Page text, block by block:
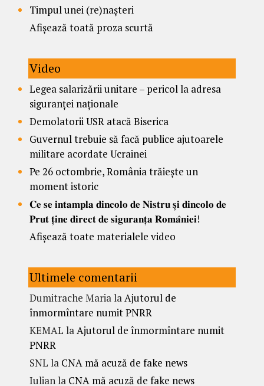
Timpul unei (re)nașteri
Afișează toată proza scurtă
Video
Legea salarizării unitare – pericol la adresa
siguranței naționale
Demolatorii USR atacă Biserica
Guvernul trebuie să facă publice ajutoarele
militare acordate Ucrainei
Pe 26 octombrie, România trăiește un
moment istoric
𝐂𝐞 𝐬𝐞 𝐢𝐧𝐭𝐚𝐦𝐩𝐥𝐚 𝐝𝐢𝐧𝐜𝐨𝐥𝐨 𝐝𝐞 𝐍𝐢𝐬𝐭𝐫𝐮 𝐬̦𝐢 𝐝𝐢𝐧𝐜𝐨𝐥𝐨 𝐝𝐞
𝐏𝐫𝐮𝐭 𝐭̦𝐢𝐧𝐞 𝐝𝐢𝐫𝐞𝐜𝐭 𝐝𝐞 𝐬𝐢𝐠𝐮𝐫𝐚𝐧𝐭̦𝐚 𝐑𝐨𝐦𝐚̂𝐧𝐢𝐞𝐢!
Afișează toate materialele video
Ultimele comentarii
Dumitrache MarialaAjutorul de
înmormîntare numit PNRR
KEMAL laAjutorul de înmormîntare numit
PNRR
SNL la CNA mă acuză de fake news
Iulianla CNA mă acuză de fake news